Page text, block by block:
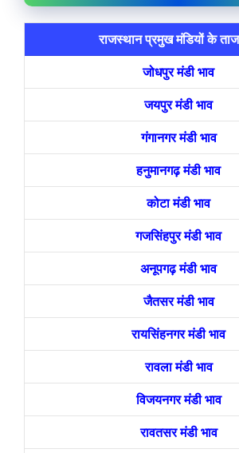
राजस्थान प्रमुख मंडियों के
जोधपुर मंडी भाव
जयपुर मंडी भाव
गंगानगर मंडी भाव
हनुमानगढ़ मंडी भाव
कोटा मंडी भाव
गजसिंहपुर मंडी भाव
अनूपगढ़ मंडी भाव
जैतसर मंडी भाव
रायसिंहनगर मंडी भाव
रावला मंडी भाव
विजयनगर मंडी भाव
रावतसर मंडी भाव